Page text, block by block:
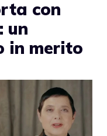
con
un
in merito